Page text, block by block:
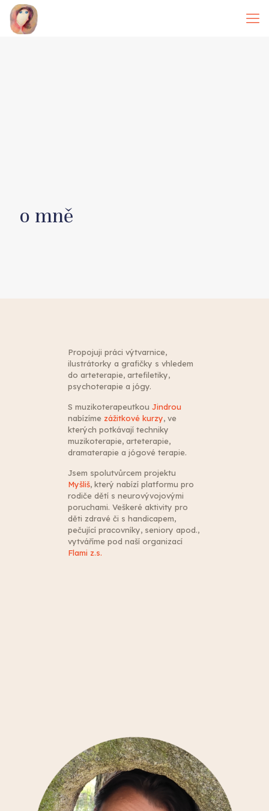
o mně
Propojuji práci výtvarnice,
ilustrátorky a grafičky s vhledem
do arteterapie, artefiletiky,
psychoterapie a jógy.
S muzikoterapeutkou Jindrou
nabízíme zážitkové kurzy, ve
kterých potkávají techniky
muzikoterapie, arteterapie,
dramaterapie a jógové terapie.
Jsem spolutvůrcem projektu
Myšliš, který nabízí platformu pro
rodiče dětí s neurovývojovými
poruchami. Veškeré aktivity pro
děti zdravé či s handicapem,
pečující pracovníky, seniory apod.,
vytváříme pod naší organizací
Flami z.s.